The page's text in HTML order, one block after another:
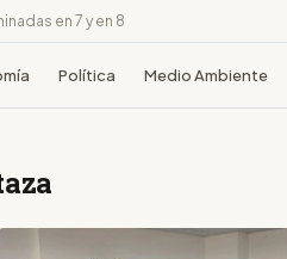
en 7 y en 8
Política Medio Ambiente